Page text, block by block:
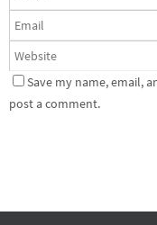
Save my name, email,
post a comment.